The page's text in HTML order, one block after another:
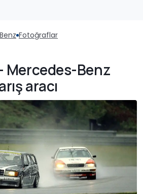
Fotoğraflar
Mercedes-Benz
aracı